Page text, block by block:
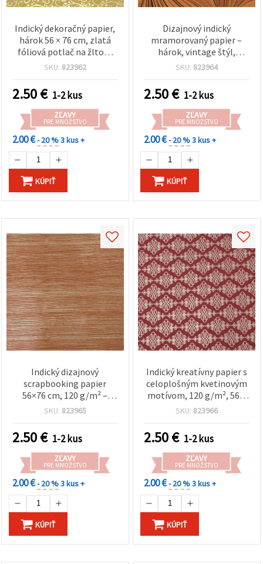
Indický dekoračný papier,
hárok 56 × 76 cm, zlatá
fóliová potlač na žltom
podklade, barokový
na scrapbooking,
cardmaking, DIY tvorenie
a balenie darčekov, HP34
SKU: 823962
2.50€ 1-2 kus
ZĽAVY
PRE MNOŽSTVO
2.00 €- 20 %3 kus +
KÚPIŤ
Dizajnový indický
mramorovaný papier –
hárok, vintage štýl,
zlatohnedý a čierny vírivý
na scrapbooking, výrobu
pohľadníc, dekupáž a DIY
tvorenie – HP36
SKU: 823964
2.50€ 1-2 kus
ZĽAVY
PRE MNOŽSTVO
2.00 €- 20 %3 kus +
KÚPIŤ
Indický dizajnový
scrapbooking papier
56×76 cm, 120 g/m² –
oranžový s potlačou z
dekoratívny papier pre
ručné práce, cardmaking a
DIY – HP37
SKU: 823965
2.50€ 1-2 kus
ZĽAVY
PRE MNOŽSTVO
2.00 €- 20 %3 kus +
KÚPIŤ
Indický kreatívny papier s
celoplošným kvetinovým
motívom, 120 g/m², 56 ×
76 cm, tmavoružový s
striebornou fóliou — na
scrapbooking,
cardmaking a DIY, HP38
SKU: 823966
2.50€ 1-2 kus
ZĽAVY
PRE MNOŽSTVO
2.00 €- 20 %3 kus +
KÚPIŤ